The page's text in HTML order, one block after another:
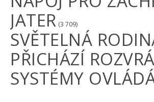
JATER (3 709)
SVĚTELNÁ
PŘICHÁZÍ
SYSTÉMY